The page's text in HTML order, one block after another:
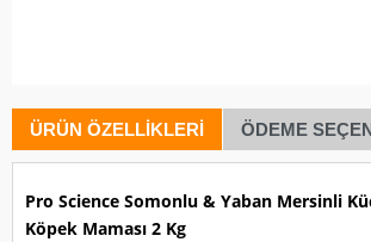
ÜRÜN ÖZELLIKLERI ÖDEME
Pro Science Somonlu & Yaban Mersinli
Köpek Maması 2 Kg